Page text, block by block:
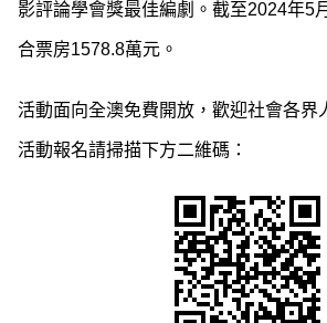
影評論學會獎最佳編劇。截至2024年5
合票房1578.8萬元。
活動面向全澳免費開放，歡迎社會各界
活動報名請掃描下方二維碼：